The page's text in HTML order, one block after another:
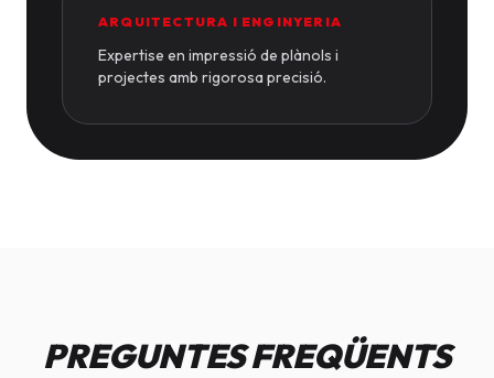
ARQUITECTURA I ENGINYERIA
Expertise en impressió de plànols i
projectes amb rigorosa precisió.
PREGUNTES FREQÜENTS